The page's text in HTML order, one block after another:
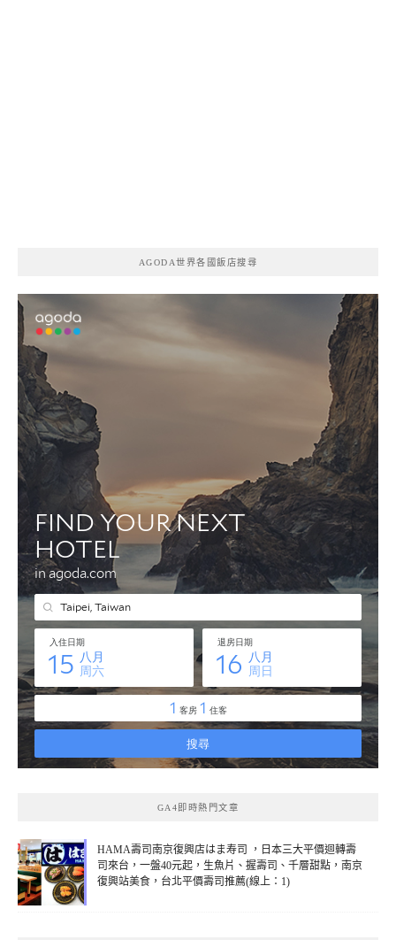
AGODA世界各國飯店搜尋
GA4即時熱門文章
HAMA壽司南京復興店はま寿司 ，日本三大平價迴轉壽
司來台，一盤40元起，生魚片、握壽司、千層甜點，南京
復興站美食，台北平價壽司推薦(線上：1)